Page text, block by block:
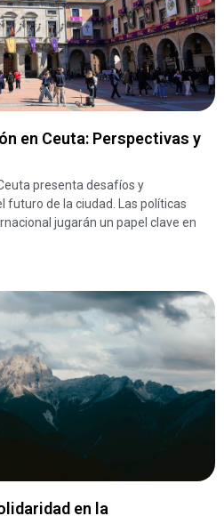
en Ceuta: Perspectivas y
presenta desafíos y
futuro de la ciudad. Las políticas
jugarán un papel clave en
en la